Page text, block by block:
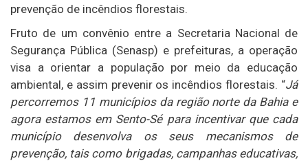
prevenção de incêndios florestais.
Fruto de um convênio entre a Secretaria Nacional de
Segurança Pública (Senasp) e prefeituras, a operação
visa a orientar a população por meio da educação
ambiental, e assim prevenir os incêndios florestais. “Já
percorremos 11 municípios da região norte da Bahia e
agora estamos em Sento-Sé para incentivar que cada
município desenvolva os seus mecanismos de
prevenção, tais como brigadas, campanhas educativas,